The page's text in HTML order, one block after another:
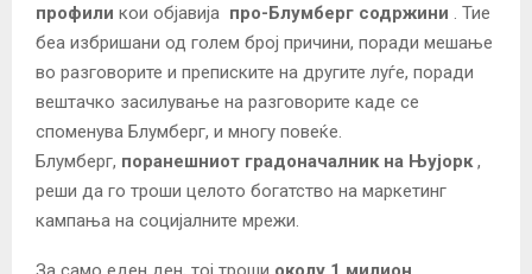
профили кои објавија про-Блумберг содржини . Тие
беа избришани од голем број причини, поради мешање
во разговорите и преписките на другите луѓе, поради
вештачко засилување на разговорите каде се
споменува Блумберг, и многу повеќе.
Блумберг, поранешниот градоначалник на Њујорк,
реши да го троши целото богатство на маркетинг
кампања на социјалните мрежи.